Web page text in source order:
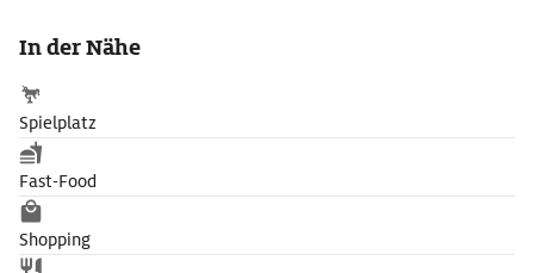
In der Nähe
Spielplatz
Fast-Food
Shopping